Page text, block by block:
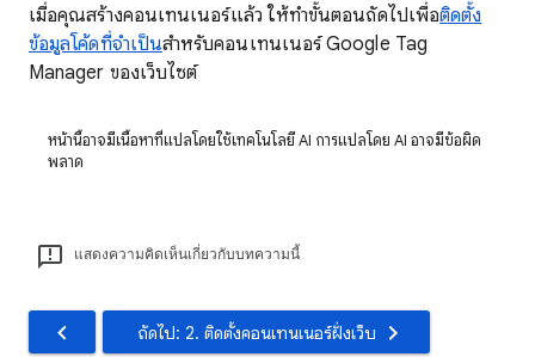
เมื่อคุณสร้างคอนเทนเนอร์แล้ว ให้ทำขั้นตอนถัดไปเพื่อติดตั้ง
ข้อมูลโค้ดที่จำเป็นสำหรับคอนเทนเนอร์ Google Tag
Manager ของเว็บไซต์
หน้านี้อาจมีเนื้อหาที่แปลโดยใช้เทคโนโลยี AI การแปลโดย AI อาจมีข้อผิด
พลาด
แสดงความคิดเห็นเกี่ยวกับบทความนี้
ถัดไป: 2. ติดตั้งคอนเทนเนอร์ฝั่งเว็บ